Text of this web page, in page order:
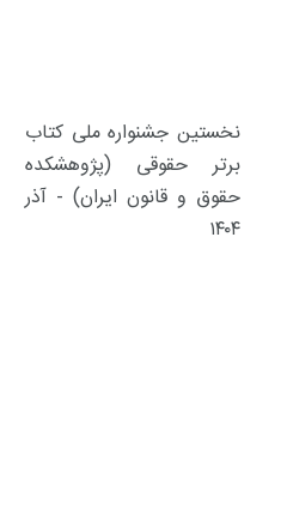
نخستین جشنواره ملی کتاب
برتر حقوقی (پژوهشکده
حقوق و قانون ایران) - آذر
۱۴۰۴
116+
خبر